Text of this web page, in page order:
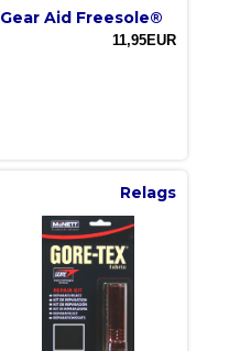
Gear Aid Freesole®
11,95EUR
Relags